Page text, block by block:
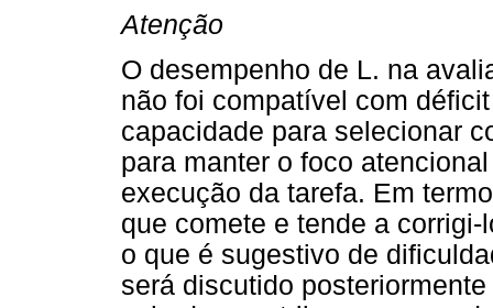
Atenção
O desempenho de L. na
não foi compatível com
capacidade para selecionar
para manter o foco
execução da tarefa. Em
que comete e tende a
o que é sugestivo de
será discutido